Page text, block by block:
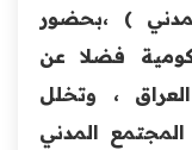
) ،بحضور
فضلا عن
، وتخلل
المدني